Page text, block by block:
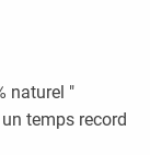
naturel "
temps record